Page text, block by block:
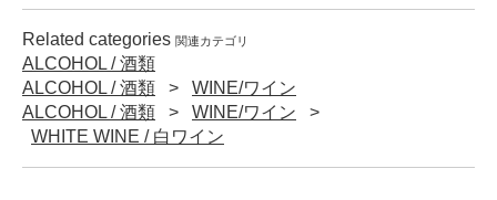
Related categories 関連カテゴリ
ALCOHOL / 酒類
ALCOHOL / 酒類
WINE/ワイン
ALCOHOL / 酒類
WINE/ワイン
WHITE WINE / 白ワイン